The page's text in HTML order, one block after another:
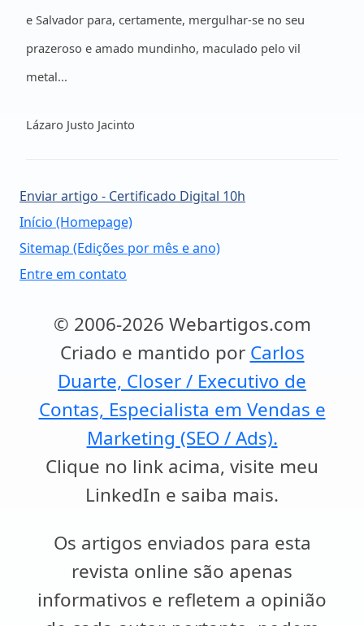
e Salvador para, certamente, mergulhar-se no seu
prazeroso e amado mundinho, maculado pelo vil
metal...
Lázaro Justo Jacinto
Enviar artigo - Certificado Digital 10h
Início (Homepage)
Sitemap (Edições por mês e ano)
Entre em contato
© 2006-2026 Webartigos.com
Criado e mantido por Carlos
Duarte, Closer / Executivo de
Contas, Especialista em Vendas e
Marketing (SEO / Ads).
Clique no link acima, visite meu
LinkedIn e saiba mais.
Os artigos enviados para esta
revista online são apenas
informativos e refletem a opinião